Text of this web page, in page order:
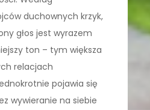
duchownych krzyk,
głos jest wyrazem
ton – tym większa
relacjach
pojawia się
wywieranie na siebie